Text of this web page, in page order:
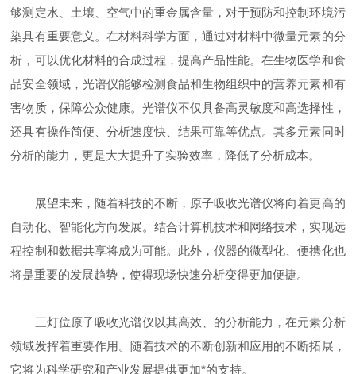
够测定水、土壤、空气中的重金属含量，对于预防和控制环境污
染具有重要意义。在材料科学方面，通过对材料中微量元素的分
析，可以优化材料的合成过程，提高产品性能。在生物医学和食
品安全领域，光谱仪能够检测食品和生物组织中的营养元素和有
害物质，保障公众健康。光谱仪不仅具备高灵敏度和高选择性，
还具有操作简便、分析速度快、结果可靠等优点。其多元素同时
分析的能力，更是大大提升了实验效率，降低了分析成本。
展望未来，随着科技的不断，原子吸收光谱仪将向着更高的
自动化、智能化方向发展。结合计算机技术和网络技术，实现远
程控制和数据共享将成为可能。此外，仪器的微型化、便携化也
将是重要的发展趋势，使得现场快速分析变得更加便捷。
三灯位原子吸收光谱仪以其高效、的分析能力，在元素分析
领域发挥着重要作用。随着技术的不断创新和应用的不断拓展，
它将为科学研究和产业发展提供更加*的支持。